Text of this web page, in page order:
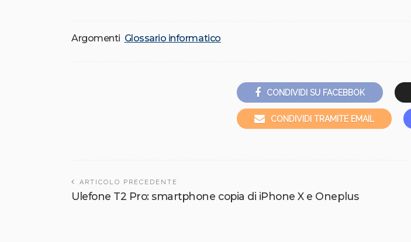
Argomenti Glossario informatico
CONDIVIDI SU FACEBBOK
CONDIVIDI TRAMITE EMAIL
ARTICOLO PRECEDENTE
Ulefone T2 Pro: smartphone copia di iPhone X e Oneplus